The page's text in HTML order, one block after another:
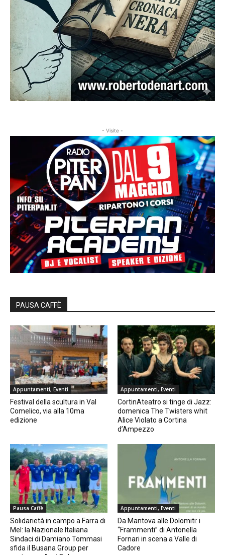
- Visite -
PAUSA CAFFÈ
Appuntamenti, Eventi
Festival della scultura in Val
Comelico, via alla 10ma
edizione
Appuntamenti, Eventi
CortinAteatro si tinge di Jazz:
domenica The Twisters whit
Alice Violato a Cortina
d’Ampezzo
Pausa Caffè
Solidarietà in campo a Farra di
Mel: la Nazionale Italiana
Sindaci di Damiano Tommasi
sfida il Busana Group per
Appuntamenti, Eventi
Da Mantova alle Dolomiti: i
“Frammenti” di Antonella
Fornari in scena a Valle di
Cadore